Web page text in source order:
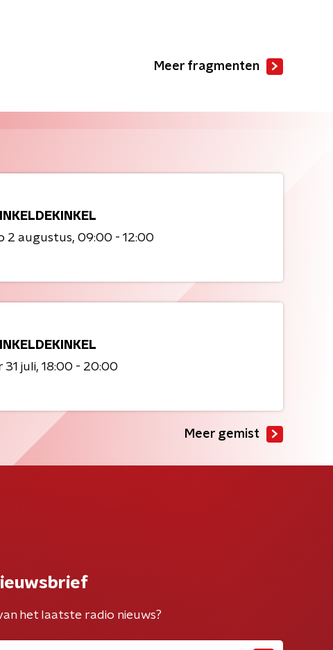
Meer fragmenten
2 augustus 09:00 - 12:00
31 juli 18:00 - 20:00
Meer gemist
het laatste radio nieuws?